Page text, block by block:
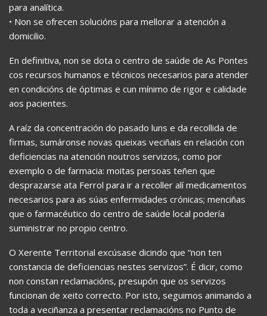
para analítica.
• Non se ofrecen solucións para mellorar a atención a
domicilio.
En definitiva, non se dota o centro de saúde de As Pontes
cos recursos humanos e técnicos necesarios para atender
en condicións de óptimas e cun mínimo de rigor e calidade
aos pacientes.
A raíz da concentración do pasado luns e da recollida de
firmas, sumáronse novas queixas veciñais en relación con
deficiencias na atención noutros servizos, como por
exemplo o de farmacia: moitas persoas teñen que
desprazarse ata Ferrol para ir a recoller alí medicamentos
necesarios para as súas enfermidades crónicas; menciñas
que o farmacéutico do centro de saúde local podería
suministrar no propio centro.
O Xerente Territorial excúsase dicindo que “non ten
constancia de deficiencias nestes servizos”. É dicir, como
non constan reclamacións, presupón que os servizos
funcionan de xeito correcto. Por isto, seguimos animando a
toda a veciñanza a presentar reclamacións no Punto de